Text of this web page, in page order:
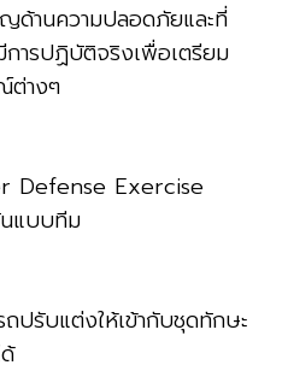
ด้านความปลอดภัยและที่
ารปฏิบัติจริงเพื่อเตรียม
ต่างๆ
Defense Exercise
แบบทีม
ปรับแต่งให้เข้ากับชุดทักษะ